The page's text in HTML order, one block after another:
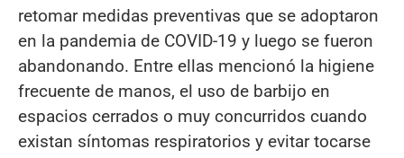
retomar medidas preventivas que se adoptaron
en la pandemia de COVID-19 y luego se fueron
abandonando. Entre ellas mencionó la higiene
frecuente de manos, el uso de barbijo en
espacios cerrados o muy concurridos cuando
existan síntomas respiratorios y evitar tocarse